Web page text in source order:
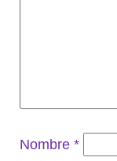
Nombre *